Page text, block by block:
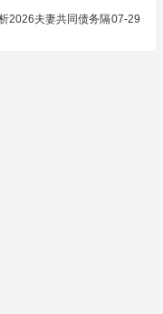
2026夫妻共同债务隔07-29